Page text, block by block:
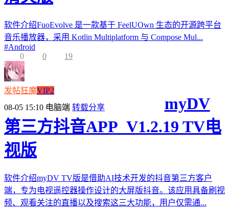
软件介绍FuoEvolve 是一款基于 FeelUOwn 生态的开源跨平台
音乐播放器，采用 Kotlin Multiplatform 与 Compose Mul...
#Android
0
0 19
发帖狂魔VIP2
08-05 15:10 电脑端 转载分享
myDV
第三方抖音APP_V1.2.19 TV电
视版
软件介绍myDV TV版是借助AI技术开发的抖音第三方客户
端，专为电视遥控器操作设计的大屏版抖音。该应用具备刷视
频、观看关注的直播以及搜索这三大功能，用户仅需通...